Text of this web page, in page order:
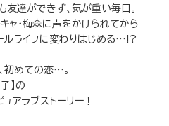
達ができず、気が重い毎日。
ャ・梅森に声をかけられてから
ルライフに変わりはじめる…!?
初めての恋…。
】の
アラブストーリー！